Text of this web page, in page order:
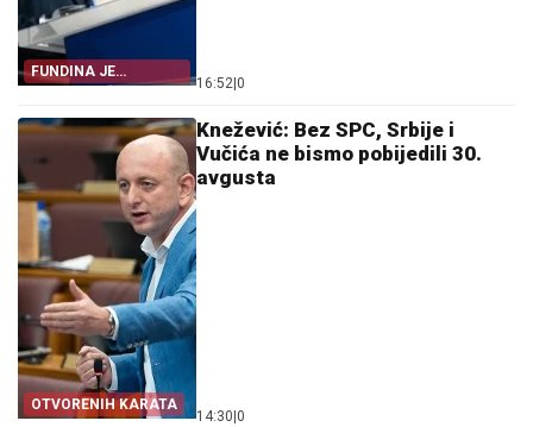
FUNDINA JE
POKAZALA SVE
16:52 0
OTVORENIH KARATA
Knežević: Bez SPC, Srbije i
Vučića ne bismo pobijedili 30.
avgusta
14:30 0